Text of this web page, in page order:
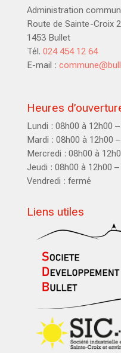
Administration
Route de Sainte-Croix
1453 Bullet
Tél. 024 454 12 64
E-mail :
Heures
Lundi : 08h00 à 12h00
Mardi : 08h00 à 12h00
Mercredi : 08h00 à
Jeudi : 08h00 à 12h00
Vendredi : fermé
Liens utiles